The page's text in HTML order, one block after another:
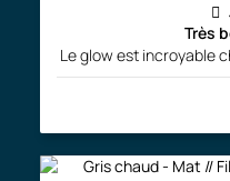
Très
Le glow est incroyable